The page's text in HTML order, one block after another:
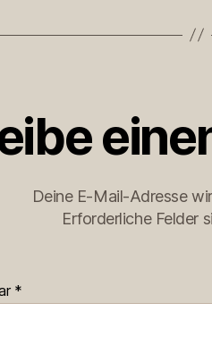
Deine E-Mail-Adresse
Erforderliche Felder
*